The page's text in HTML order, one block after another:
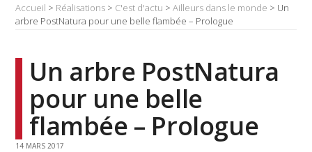
Accueil > Réalisations > C'est d'actu >Ailleurs dans le monde > Un
arbre PostNatura pour une belle flambée – Prologue
Un arbre PostNatura
pour une belle
flambée – Prologue
14 MARS 2017